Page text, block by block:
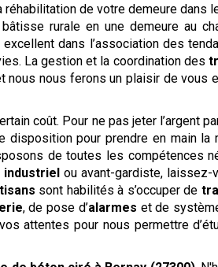
de votre demeure dans
rurale en une demeure au
excellent dans l’association des
La gestion et la coordination des
nous nous ferons un plaisir de
coût. Pour ne pas jeter l’argent
disposition pour prendre en main la
de toutes les compétences
industriel ou avant-gardiste, laissez-
sont habilités à s’occuper de
, de pose d’alarmes et de
attentes pour nous permettre